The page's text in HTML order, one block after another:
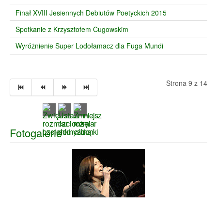
Finał XVIII Jesiennych Debiutów Poetyckich 2015
Spotkanie z Krzysztofem Cugowskim
Wyróżnienie Super Lodołamacz dla Fuga Mundi
Strona 9 z 14
Fotogalerie